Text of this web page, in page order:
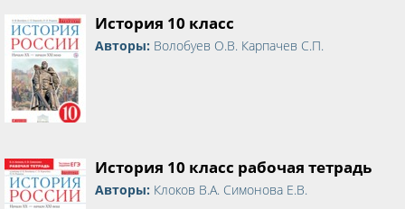
История 10 класс
Авторы: Волобуев О.В. Карпачев С.П.
История 10 класс рабочая тетрадь
Авторы: Клоков В.А. Симонова Е.В.